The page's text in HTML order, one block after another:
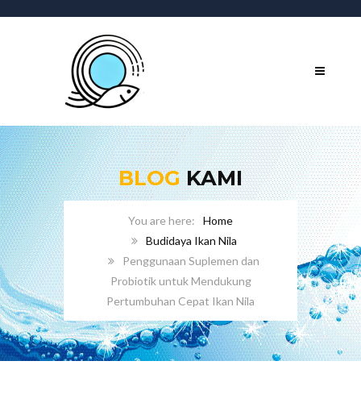
BLOGKAMI
Home
Budidaya Ikan Nila
Penggunaan Suplemen dan
Probiotik untuk Mendukung
Pertumbuhan Cepat Ikan Nila